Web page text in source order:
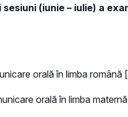
(iunie – iulie) a
orală în limba română
orală în limba